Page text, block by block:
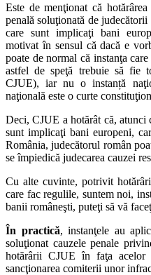
Este de menţionat că
penală soluţionată de
care sunt implicaţi bani
motivat în sensul că dacă e
poate de normal că instanţa
astfel de speţă trebuie să fie
CJUE), iar nu o instanță
naţională este o curte
Deci, CJUE a hotărât că, atunci
sunt implicaţi bani europeni,
România, judecătorul român
se împiedică judecarea cauzei
Cu alte cuvinte, potrivit
care fac regulile, suntem noi,
banii româneşti, puteţi să vă
În practică, instanţele au
soluţionat cauzele penale
hotărârii CJUE în faţa acelor
sancţionarea comiterii unor